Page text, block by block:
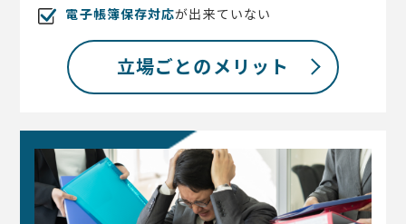
電子帳簿保存対応が出来ていない
立場ごとのメリット